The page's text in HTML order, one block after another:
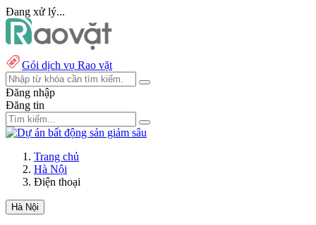
Đang xử lý...
Gói dịch vụ Rao vặt
Đăng nhập
Đăng tin
Trang chủ
Hà Nội
Điện thoại
Hà Nội